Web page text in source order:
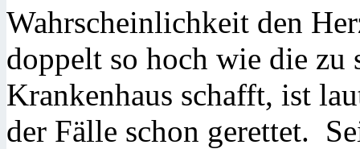
Wahrscheinlichkeit den
doppelt so hoch wie die zu
Krankenhaus schafft, ist
der Fälle schon gerettet.